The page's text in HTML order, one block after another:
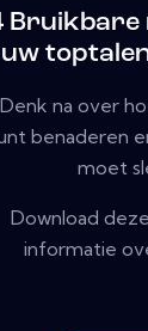
Bruikbare
uw
Denk na over
benaderen
moet
Download
informatie